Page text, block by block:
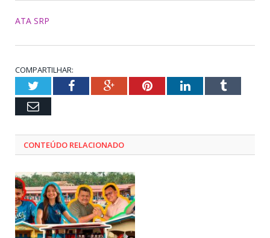
ATA SRP
COMPARTILHAR:
TwitterFacebookGoogle+PinterestLinkedInTumblr
Email
CONTEÚDO RELACIONADO